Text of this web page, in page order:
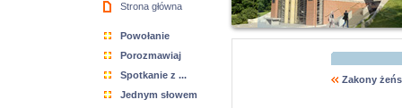
Strona główna
Powołanie
Porozmawiaj
Spotkanie z ...
Jednym słowem
Zakony